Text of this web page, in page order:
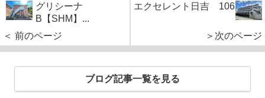
グリシーナ
B【SHM】...
＜ 前のページ
エクセレント日吉 106
＞次のページ
ブログ記事一覧を見る